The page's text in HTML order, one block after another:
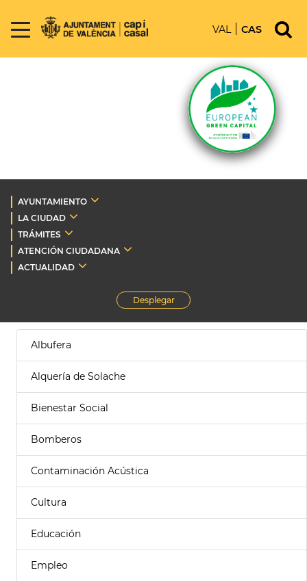
VAL CAS
AYUNTAMIENTO
LA CIUDAD
TRÁMITES
ATENCIÓN CIUDADANA
ACTUALIDAD
Desplegar
Albufera
Alquería de Solache
Bienestar Social
Bomberos
Contaminación Acústica
Cultura
Educación
Empleo